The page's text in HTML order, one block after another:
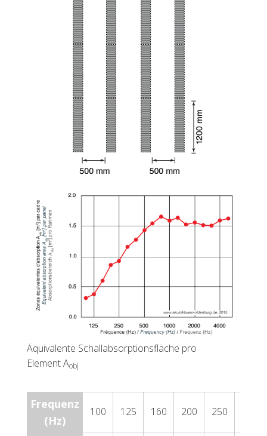
Äquivalente Schallabsorptionsfläche pro
Element Aobj
Frequenz
(Hz)
100 125 160 200 250